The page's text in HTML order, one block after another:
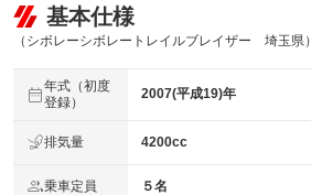
基本仕様
（シボレーシボレートレイルブレイザー 埼玉県）
年式（初度
登録）
2007(平成19)年
排気量 4200cc
乗車定員 ５名